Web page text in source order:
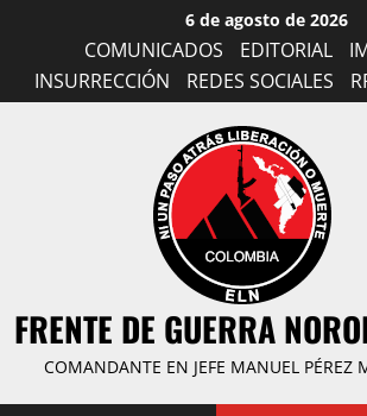
contenido
6 de agosto de 2026
COMUNICADOS EDITORIAL
INSURRECCIÓN
REDES SOCIALES
FRENTE DE GUERRA
COMANDANTE EN JEFE MANUEL PÉREZ